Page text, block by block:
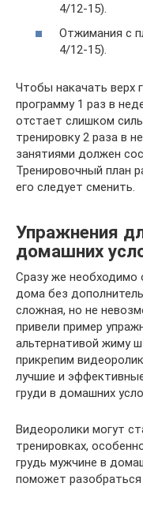
4/12-15).
Отжимания с
4/12-15).
Чтобы накачать верх
программу 1 раз в
отстает слишком
тренировку 2 раза в
занятиями должен
Тренировочный план
его следует сменить.
Упражнения
домашних
Сразу же необходимо
дома без
сложная, но не
привели пример
альтернативой жиму
прикрепим
лучшие и
груди в домашних
Видеоролики могут
тренировках,
грудь мужчине в
поможет разобраться